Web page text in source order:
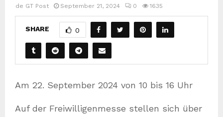
de GT Post September 21, 2024 0 1635
SHARE 0
Am 22. September 2024 von 10 bis 16 Uhr
Auf der Freiwilligenmesse stellen sich über